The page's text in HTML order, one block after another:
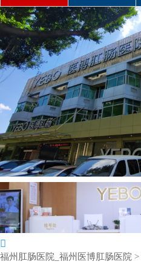
福州肛肠医院_福州医博肛肠医院 >